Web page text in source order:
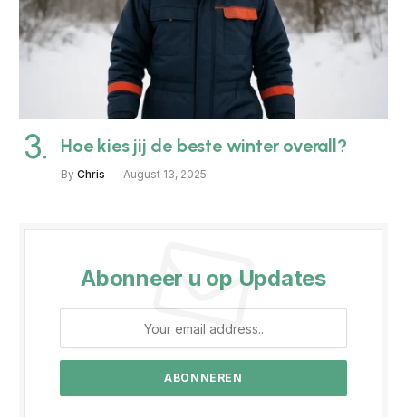
Hoe kies jij de beste winter overall?
By Chris August 13, 2025
Abonneer u op Updates